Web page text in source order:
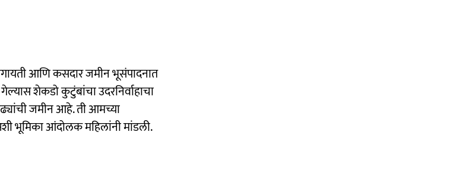
आणि कसदार जमीन भूसंपादनात
शेकडो कुटुंबांचा उदरनिर्वाहाचा
जमीन आहे. ती आमच्या
भूमिका आंदोलक महिलांनी मांडली.